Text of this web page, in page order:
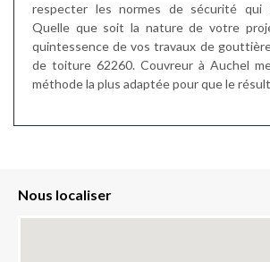
respecter les normes de sécurité qui
Quelle que soit la nature de votre
quintessence de vos travaux de
de toiture 62260. Couvreur à Auchel
méthode la plus adaptée pour que le
Nous localiser